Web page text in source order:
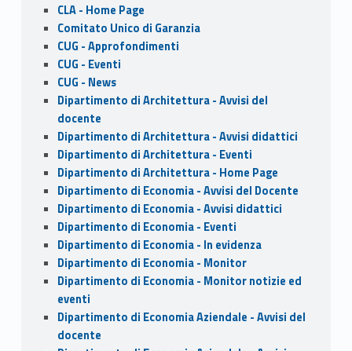
CLA - Home Page
Comitato Unico di Garanzia
CUG - Approfondimenti
CUG - Eventi
CUG - News
Dipartimento di Architettura - Avvisi del
docente
Dipartimento di Architettura - Avvisi didattici
Dipartimento di Architettura - Eventi
Dipartimento di Architettura - Home Page
Dipartimento di Economia - Avvisi del Docente
Dipartimento di Economia - Avvisi didattici
Dipartimento di Economia - Eventi
Dipartimento di Economia - In evidenza
Dipartimento di Economia - Monitor
Dipartimento di Economia - Monitor notizie ed
eventi
Dipartimento di Economia Aziendale - Avvisi del
docente